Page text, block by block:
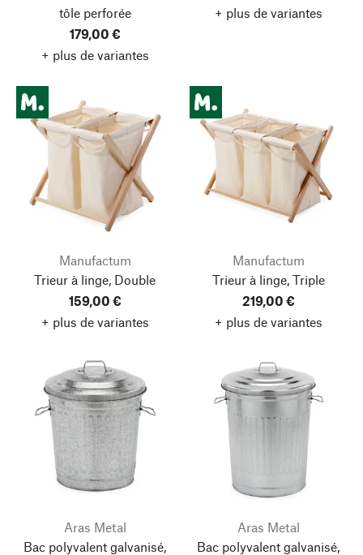
tôle perforée
179,00 €
+ plus de variantes
+ plus de variantes
Manufactum
Trieur à linge, Double
159,00 €
+ plus de variantes
Manufactum
Trieur à linge, Triple
219,00 €
+ plus de variantes
Aras Metal
Bac polyvalent galvanisé,
Aras Metal
Bac polyvalent galvanisé,